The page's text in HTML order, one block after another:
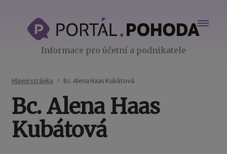
Informace pro účetní a podnikatele
Hlavní stránka Bc. Alena Haas Kubátová
Bc. Alena Haas
Kubátová